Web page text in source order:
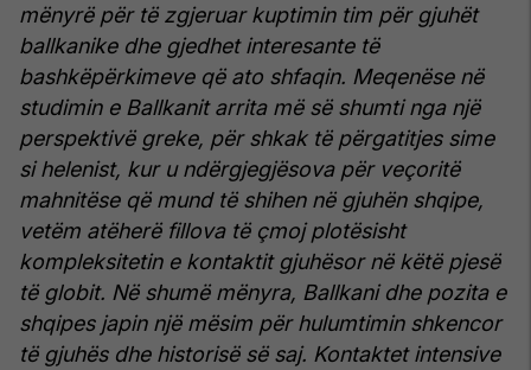
mënyrë për të zgjeruar kuptimin tim për gjuhët
ballkanike dhe gjedhet interesante të
bashkëpërkimeve që ato shfaqin. Meqenëse në
studimin e Ballkanit arrita më së shumti nga një
perspektivë greke, për shkak të përgatitjes sime
si helenist, kur u ndërgjegjësova për veçoritë
mahnitëse që mund të shihen në gjuhën shqipe,
vetëm atëherë fillova të çmoj plotësisht
kompleksitetin e kontaktit gjuhësor në këtë pjesë
të globit. Në shumë mënyra, Ballkani dhe pozita e
shqipes japin një mësim për hulumtimin shkencor
të gjuhës dhe historisë së saj. Kontaktet intensive